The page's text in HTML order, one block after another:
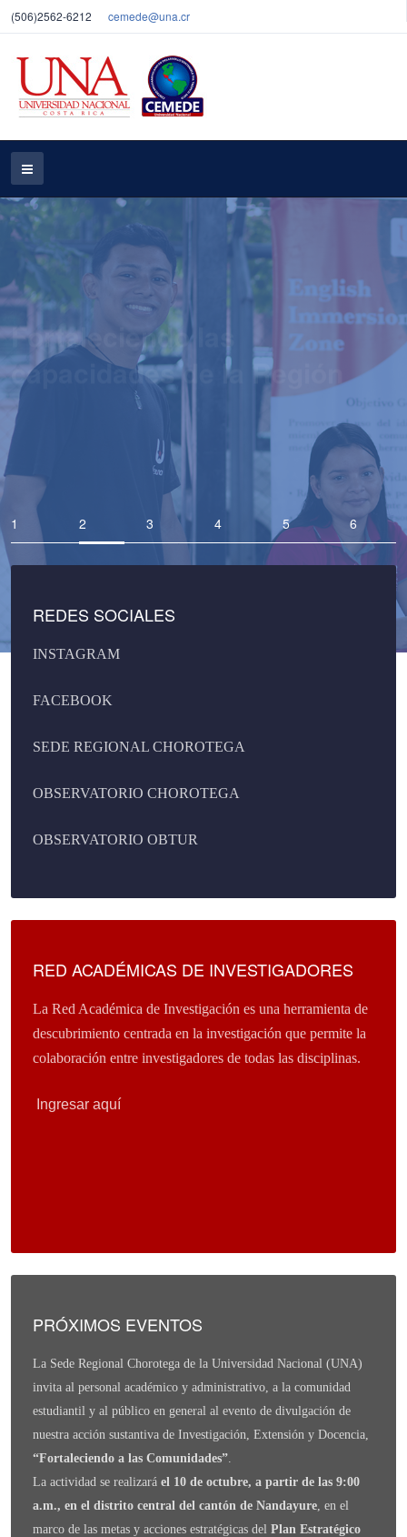
(506)2562-6212 cemede@una.cr
Fortaleciendo las
capacidades de la Región
REDES SOCIALES
INSTAGRAM
FACEBOOK
SEDE REGIONAL CHOROTEGA
OBSERVATORIO CHOROTEGA
OBSERVATORIO OBTUR
RED ACADÉMICAS DE INVESTIGADORES
La Red Académica de Investigación es una herramienta de
descubrimiento centrada en la investigación que permite la
colaboración entre investigadores de todas las disciplinas.
Ingresar aquí
PRÓXIMOS EVENTOS
La Sede Regional Chorotega de la Universidad Nacional (UNA)
invita al personal académico y administrativo, a la comunidad
estudiantil y al público en general al evento de divulgación de
nuestra acción sustantiva de Investigación, Extensión y Docencia,
“Fortaleciendo a las Comunidades”.
La actividad se realizará el 10 de octubre, a partir de las 9:00
a.m., en el distrito central del cantón de Nandayure, en el
marco de las metas y acciones estratégicas del Plan Estratégico